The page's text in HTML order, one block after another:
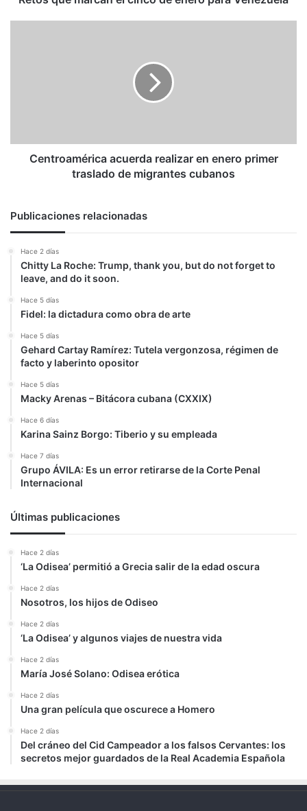
migrantes
cubanosCentroamérica acuerda realizar en enero primer
traslado de migrantes cubanos
Publicaciones relacionadas
Hace 2 días
Chitty La Roche: Trump, thank you, but do not forget to
leave, and do it soon.
Hace 5 días
Fidel: la dictadura como obra de arte
Hace 5 días
Gehard Cartay Ramírez: Tutela vergonzosa, régimen de
facto y laberinto opositor
Hace 5 días
Macky Arenas – Bitácora cubana (CXXIX)
Hace 6 días
Karina Sainz Borgo: Tiberio y su empleada
Hace 7 días
Grupo ÁVILA: Es un error retirarse de la Corte Penal
Internacional
Últimas publicaciones
Hace 2 días
‘La Odisea’ permitió a Grecia salir de la edad oscura
Hace 2 días
Nosotros, los hijos de Odiseo
Hace 2 días
‘La Odisea’ y algunos viajes de nuestra vida
Hace 2 días
María José Solano: Odisea erótica
Hace 2 días
Una gran película que oscurece a Homero
Hace 2 días
Del cráneo del Cid Campeador a los falsos Cervantes: los
secretos mejor guardados de la Real Academia Española